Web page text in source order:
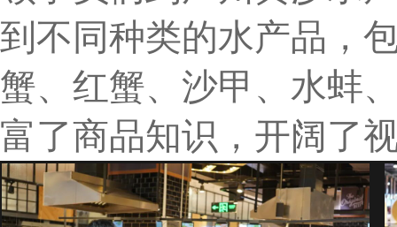
到不同种类的水产品，
蟹、红蟹、沙甲、水蚌
富了商品知识，开阔了